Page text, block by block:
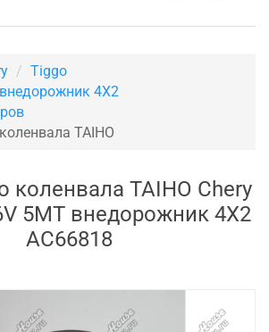
Tiggo
4X2
TAIHO
коленвала TAIHO Chery
5MT внедорожник 4X2
AC66818